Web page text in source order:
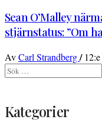
Sean O’Malley
stjärnstatus: ”Om
AvCarl Strandberg/
Sök
efter:
Kategorier